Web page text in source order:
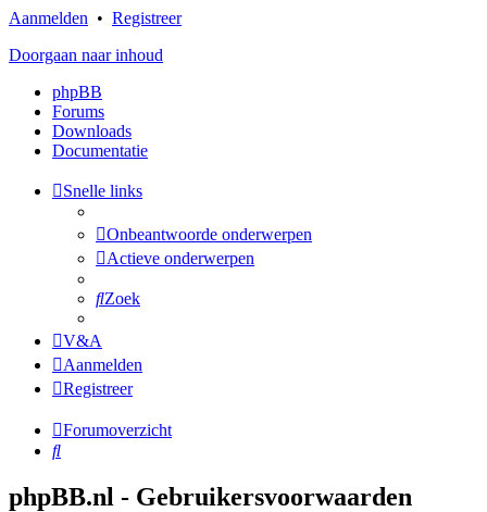
Aanmelden • Registreer
Doorgaan naar inhoud
phpBB
Forums
Downloads
Documentatie
Snelle links
Onbeantwoorde onderwerpen
Actieve onderwerpen
Zoek
V&A
Aanmelden
Registreer
Forumoverzicht
Zoek
phpBB.nl - Gebruikersvoorwaarden